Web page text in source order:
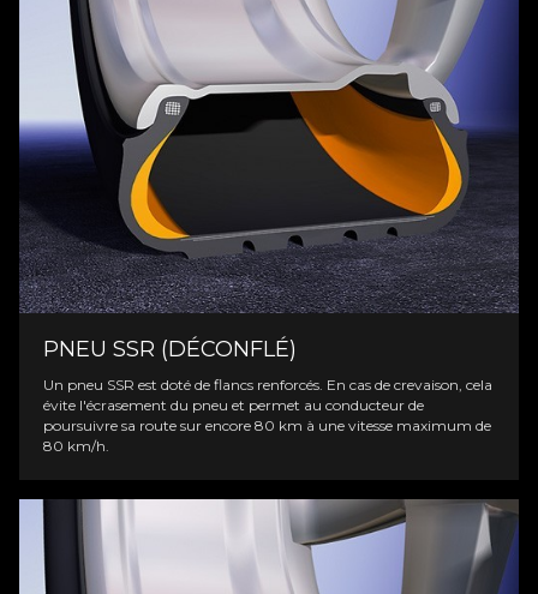
PNEU SSR (DÉCONFLÉ)
Un pneu SSR est doté de flancs renforcés. En cas de crevaison, cela
évite l'écrasement du pneu et permet au conducteur de
poursuivre sa route sur encore 80 km à une vitesse maximum de
80 km/h.